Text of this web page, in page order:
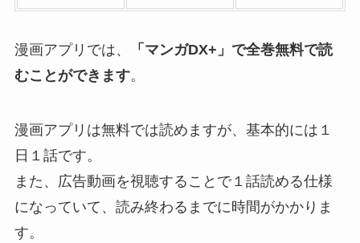
漫画アプリでは、
「マンガDX+」で全巻無料で読
むことができます。
漫画アプリは無料では読めますが、基本的には１
日１話です。
また、広告動画を視聴することで１話読める仕様
になっていて、読み終わるまでに時間がかかりま
す。